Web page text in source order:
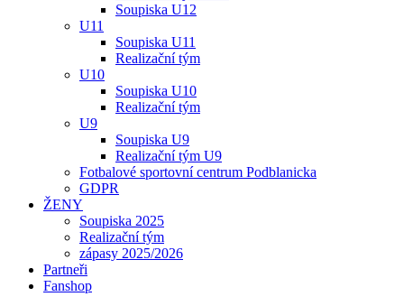
Soupiska U12
U11
Soupiska U11
Realizační tým
U10
Soupiska U10
Realizační tým
U9
Soupiska U9
Realizační tým U9
Fotbalové sportovní centrum Podblanicka
GDPR
ŽENY
Soupiska 2025
Realizační tým
zápasy 2025/2026
Partneři
Fanshop